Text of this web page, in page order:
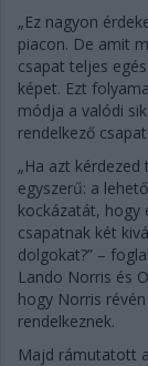
„Ez nagyon
piacon. De amit
csapat teljes
képet. Ezt
módja a valódi
rendelkező
„Ha azt
egyszerű: a
kockázatát, hogy
csapatnak két
dolgokat?” –
Lando Norris és
hogy Norris
rendelkeznek.
Majd rámutatott